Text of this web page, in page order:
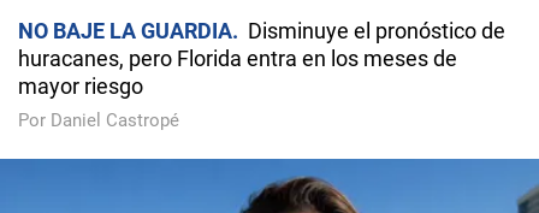
NO BAJE LA GUARDIA
Disminuye el pronóstico de
huracanes, pero Florida entra en los meses de
mayor riesgo
Por Daniel Castropé